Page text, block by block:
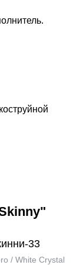
33
/ White Сrystal